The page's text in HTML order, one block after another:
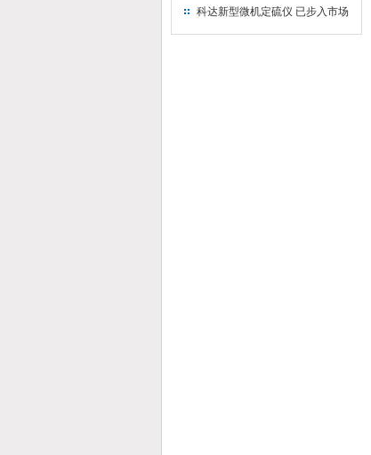
仪器仪表有限公司
科达新型微机定硫仪 已步入市场